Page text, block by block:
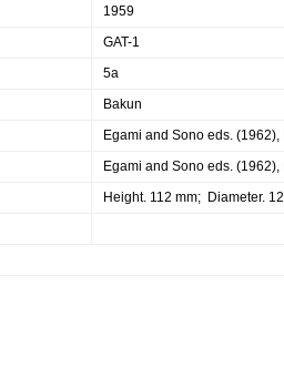
1959
GAT-1
5a
Bakun
Egami and Sono eds. (1962),
Egami and Sono eds. (1962),
Height. 112 mm; Diameter.